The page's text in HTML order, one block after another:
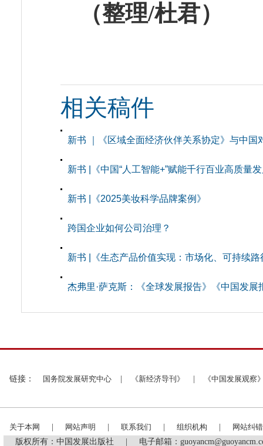
（整理/杜君）
相关稿件
新书 ｜《区域全面经济伙伴关系协定》与中国
新书 |《中国“人工智能+”赋能千行百业高质量
新书 |《2025美妆科学品牌案例》
跨国企业如何公司治理？
新书 |《生态产品价值实现：市场化、可持续路
杰弗里·萨克斯：《全球发展报告》《中国发
链接： 国务院发展研究中心 《新经济导刊》 《中国发展观察
关于本网 网站声明 联系我们 组织机构
网站纠错
版权所有：中国发展出版社
电子邮箱：